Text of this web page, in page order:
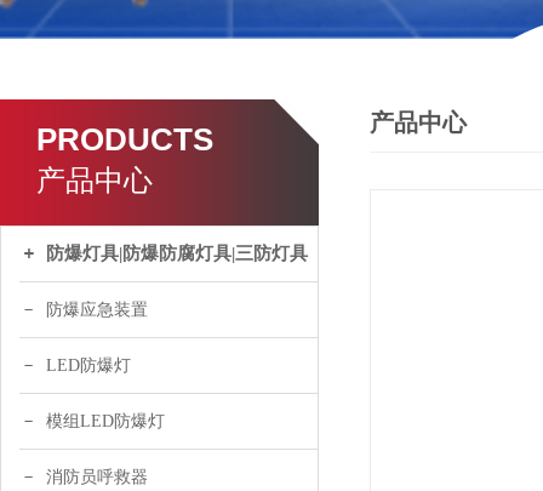
PRODUCTS
产品中心
防爆灯具|防爆防腐灯具|三防灯具
防爆应急装置
LED防爆灯
模组LED防爆灯
消防员呼救器
产品中心